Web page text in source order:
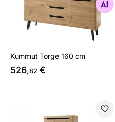
Otsi sarnaseid
Kummut Torge 160 cm
526,82 €
Vitriinkapp Torge 90 cm